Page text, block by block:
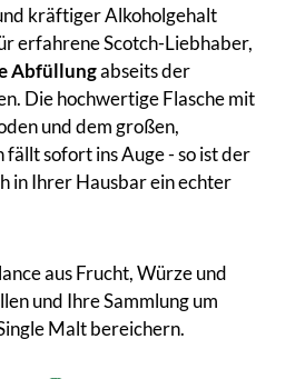
kräftiger Alkoholgehalt
erfahrene Scotch-Liebhaber,
Abfüllungabseits der
Die hochwertige Flasche mit
und dem großen,
sofort ins Auge - so ist der
in Ihrer Hausbar ein echter
aus Frucht, Würze und
und Ihre Sammlung um
Malt bereichern.